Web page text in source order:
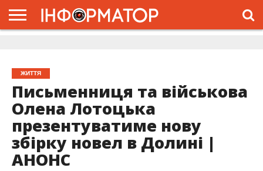
ЖИТТЯ
Письменниця та військова
Олена Лотоцька
презентуватиме нову
збірку новел в Долині |
АНОНС